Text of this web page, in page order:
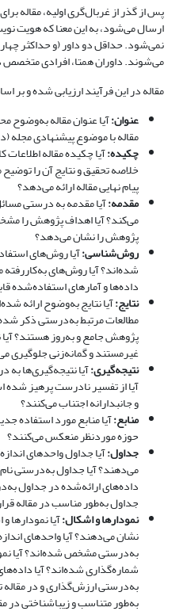
پس از گذر از غربال‌گری اولیه، مقاله
ارسال می‌شود، به این معنا که هویت
نمی‌شود. حداقل دو داور (و حداکثر چهار
می‌شوند. داوران همتا، افرادی
مقاله در این فرآیند ارزیابی شده و
عنوان:آیا عنوان مقاله به‌وضوح
مقاله با موضوع پیشنهادی
چکیده:آیا چکیده مقاله
خلاصه تحقیق و نتایج آن را
پیام نهایی مقاله ارائه می‌دهد؟
مقدمه:آیا مقدمه به درستی
می‌کند؟ آیا اهداف پژوهش را
پژوهش را نشان می‌دهد؟
روش‌شناسی:آیا روش‌های
شده‌اند؟ آیا روش‌های
داده‌ها و آمارهای استفاده‌شده
نتایج:آیا نتایج به‌وضوح ارائه
مطالعات مرتبط به‌درستی ذکر
پژوهش جامع و به‌روز هستند؟
غیرمستند و گمانه‌زنی جلوگیری
نتیجه‌گیری:آیا نتیجه‌گیری‌ها
آیا از تفسیر نادرست پرهیز شده
و جانبدارانه اجتناب می‌کنند؟
منابع:آیا منابع مورد استفاده
حوزه موردنظر منعکس می‌کنند؟
جداول:آیا جداول واحدهای
می‌دهند؟ آیا جداول به‌درستی
داده‌های ارائه‌شده در جداول
جداول به‌طور مناسب در مقاله
نمودارها و اشکال:آیا
نشان می‌دهند؟ آیا واحدهای
به‌درستی مشخص شده‌اند؟ آیا
شماره‌گذاری شده‌اند؟ آیا
به‌درستی ارزش‌گذاری و در مقاله
به‌طور متناسب و زیباشناختی در